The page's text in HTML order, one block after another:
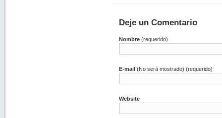
Deje un Comentario
Nombre (requerido)
E-mail (No será mostrado) (requerido)
Website